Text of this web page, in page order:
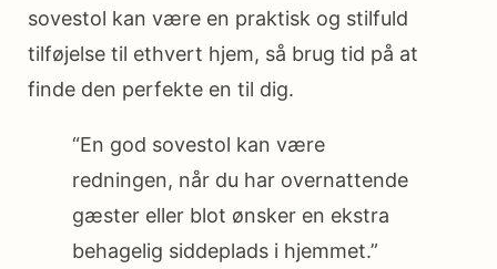
sovestol kan være en praktisk og stilfuld
tilføjelse til ethvert hjem, så brug tid på at
finde den perfekte en til dig.
“En god sovestol kan være
redningen, når du har overnattende
gæster eller blot ønsker en ekstra
behagelig siddeplads i hjemmet.”